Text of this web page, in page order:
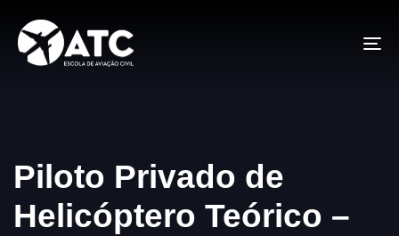
Piloto Privado de
Helicóptero Teórico –